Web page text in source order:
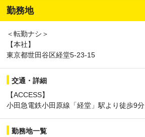
勤務地
＜転勤ナシ＞
【本社】
東京都世田谷区経堂5-23-15
交通・詳細
【ACCESS】
小田急電鉄小田原線「経堂」駅より徒歩9分
勤務地一覧